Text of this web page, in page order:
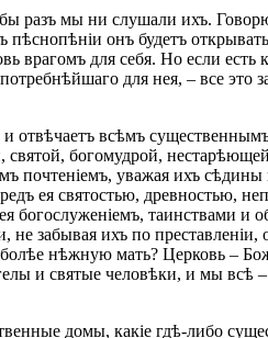
разъ мы ни слушали ихъ.
онъ будетъ
врагомъ для себя. Но если есть
для нея, – все это
отвѣчаетъ всѣмъ
богомудрой,
почтеніемъ, уважая ихъ сѣдины
ея святостью, древностью,
таинствами и
не забывая ихъ по
нѣжную мать? Церковь –
и святые человѣки, и мы всѣ
домы, какіе гдѣ-либо